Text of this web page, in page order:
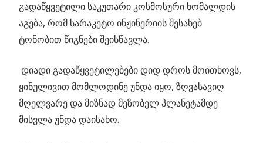
გადაწყვეტილი საკუთარი კოსმოსური ხომალდის
აგება, რომ სარაკეტო ინჟინერიის შესახებ
ტონობით წიგნები შეისწავლა.
დიადი გადაწყვეტილებები დიდ დროს მოითხოვს,
ყინულივით მომლოდინე უნდა იყო, ზღვასავიღ
მღელვარე და მიზნად მეზობელ პლანეტამდე
მისვლა უნდა დაისახო.